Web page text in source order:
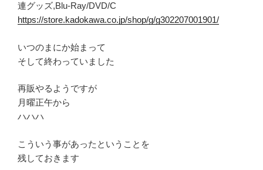
連グッズ,Blu-Ray/DVD/C
https://store.kadokawa.co.jp/shop/g/g302207001901/
いつのまにか始まって
そして終わっていました
再販やるようですが
月曜正午から
ハハハ
こういう事があったということを
残しておきます